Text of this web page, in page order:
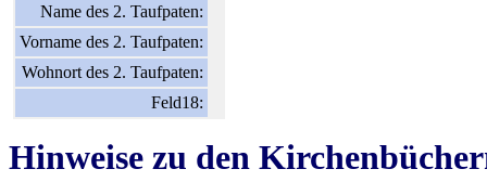
Name des 2. Taufpaten:
Vorname des 2. Taufpaten:
Wohnort des 2. Taufpaten:
Feld18:
Hinweise zu den